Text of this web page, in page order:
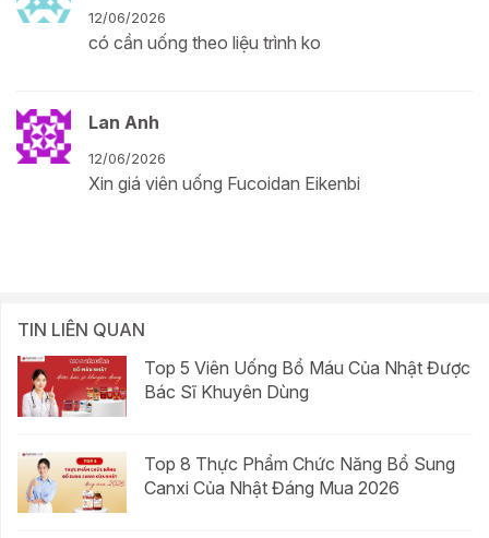
12/06/2026
có cần uống theo liệu trình ko
Lan Anh
12/06/2026
Xin giá viên uống Fucoidan Eikenbi
TIN LIÊN QUAN
Top 5 Viên Uống Bổ Máu Của Nhật Được
Bác Sĩ Khuyên Dùng
Top 8 Thực Phẩm Chức Năng Bổ Sung
Canxi Của Nhật Đáng Mua 2026